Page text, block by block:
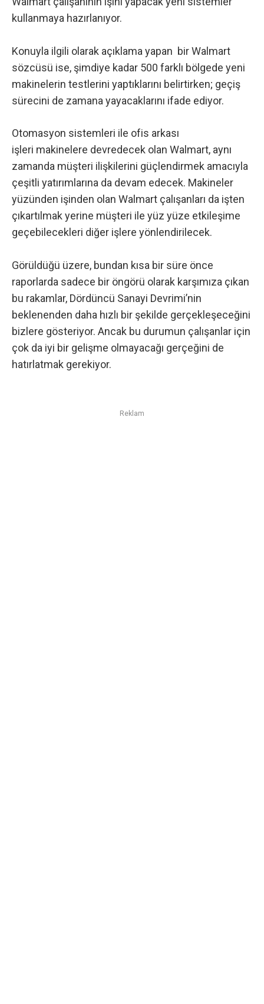
kullanmaya hazırlanıyor.
Konuyla ilgili olarak açıklama yapan bir Walmart
sözcüsü ise, şimdiye kadar 500 farklı bölgede yeni
makinelerin testlerini yaptıklarını belirtirken; geçiş
sürecini de zamana yayacaklarını ifade ediyor.
Otomasyon sistemleri ile ofis arkası
işleri makinelere devredecek olan Walmart, aynı
zamanda müşteri ilişkilerini güçlendirmek amacıyla
çeşitli yatırımlarına da devam edecek. Makineler
yüzünden işinden olan Walmart çalışanları da işten
çıkartılmak yerine müşteri ile yüz yüze etkileşime
geçebilecekleri diğer işlere yönlendirilecek.
Görüldüğü üzere, bundan kısa bir süre önce
raporlarda sadece bir öngörü olarak karşımıza çıkan
bu rakamlar, Dördüncü Sanayi Devrimi’nin
beklenenden daha hızlı bir şekilde gerçekleşeceğini
bizlere gösteriyor. Ancak bu durumun çalışanlar için
çok da iyi bir gelişme olmayacağı gerçeğini de
hatırlatmak gerekiyor.
Reklam